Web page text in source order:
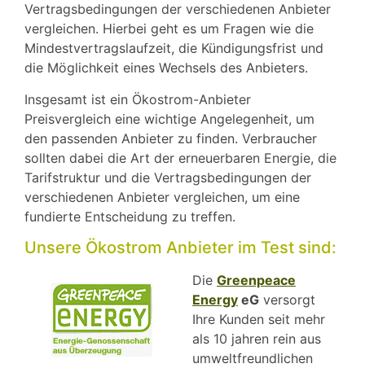
Vertragsbedingungen der verschiedenen Anbieter
vergleichen. Hierbei geht es um Fragen wie die
Mindestvertragslaufzeit, die Kündigungsfrist und
die Möglichkeit eines Wechsels des Anbieters.
Insgesamt ist ein Ökostrom-Anbieter
Preisvergleich eine wichtige Angelegenheit, um
den passenden Anbieter zu finden. Verbraucher
sollten dabei die Art der erneuerbaren Energie, die
Tarifstruktur und die Vertragsbedingungen der
verschiedenen Anbieter vergleichen, um eine
fundierte Entscheidung zu treffen.
Unsere Ökostrom Anbieter im Test sind:
Die Greenpeace
Energy eG versorgt
Ihre Kunden seit mehr
als 10 jahren rein aus
umweltfreundlichen